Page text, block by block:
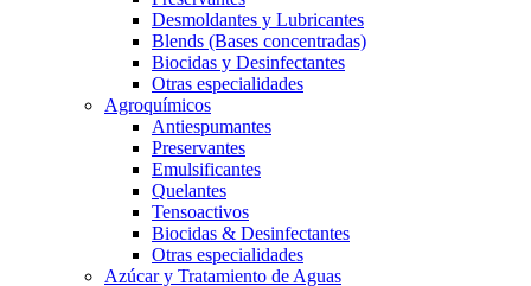
Desmoldantes y Lubricantes
Blends (Bases concentradas)
Biocidas y Desinfectantes
Otras especialidades
Agroquímicos
Antiespumantes
Preservantes
Emulsificantes
Quelantes
Tensoactivos
Biocidas & Desinfectantes
Otras especialidades
Azúcar y Tratamiento de Aguas